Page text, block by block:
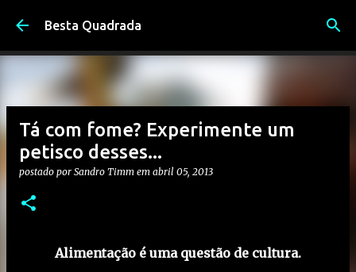
Pular para o conteúdo principal
Besta Quadrada
Tá com fome? Experimente um
petisco desses...
postado por Sandro Timm em abril 05, 2013
Alimentação é uma questão de cultura.